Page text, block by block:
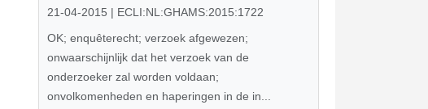
21-04-2015 | ECLI:NL:GHAMS:2015:1722
OK; enquêterecht; verzoek afgewezen;
onwaarschijnlijk dat het verzoek van de
onderzoeker zal worden voldaan;
onvolkomenheden en haperingen in de in...